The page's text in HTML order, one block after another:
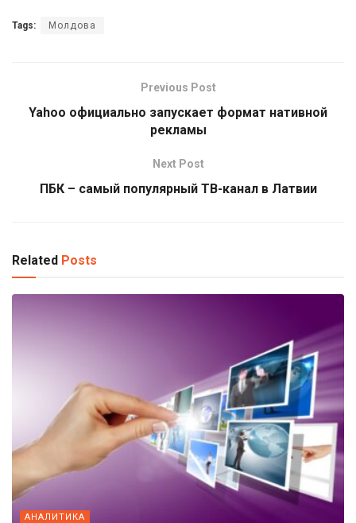
Tags: Молдова
Previous Post
Yahoo официально запускает формат нативной
рекламы
Next Post
ПБК – самый популярный ТВ-канал в Латвии
Related Posts
АНАЛИТИКА